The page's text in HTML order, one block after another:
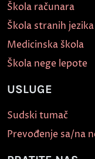
Škola računara
Škola stranih jezika
Medicinska škola
Škola nege lepote
USLUGE
Sudski tumač
Prevođenje sa/na